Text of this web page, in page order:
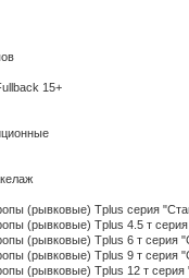
15+
(рывковые) Tplus серия
(рывковые) Tplus 4.5 т
(рывковые) Tplus 6 т серия
(рывковые) Tplus 9 т серия
(рывковые) Tplus 12 т серия